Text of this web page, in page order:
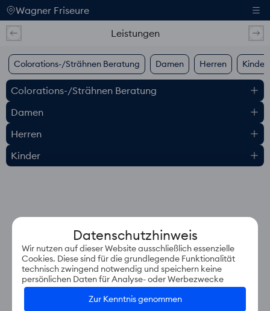
Wagner Friseure
Leistungen
Colorations-/Strähnen Beratung Damen Herren Kinder
Colorations-/Strähnen Beratung
Damen
Herren
Kinder
Datenschutzhinweis
Wir nutzen auf dieser Website ausschließlich essenzielle
Cookies. Diese sind für die grundlegende Funktionalität
technisch zwingend notwendig und speichern keine
persönlichen Daten für Analyse- oder Werbezwecke
Zur Kenntnis genommen